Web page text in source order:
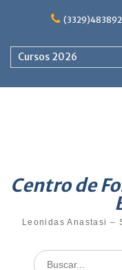
(3329)483892
Cursos 2026
Centro de
Leonidas Anastasi –
Buscar: